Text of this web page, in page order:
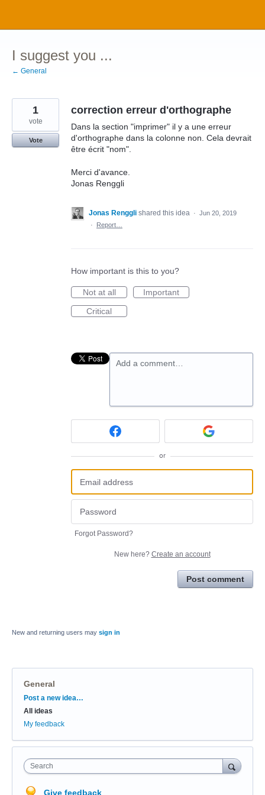
content
I suggest you ...
← General
correction erreur d'orthographe
Dans la section "imprimer" il y a une erreur
d'orthographe dans la colonne non. Cela devrait
être écrit "nom".
Merci d'avance.
Jonas Renggli
1
vote
Vote
Jonas Renggli shared this idea · Jun 20, 2019
·
Report…
How important is this to you?
Not at all
Important
Critical
Add a comment…
or
Forgot Password?
New here? Create an account
Post comment
New and returning users may sign in
General
Categories
Post a new idea…
All ideas
My feedback
Search
Give feedback